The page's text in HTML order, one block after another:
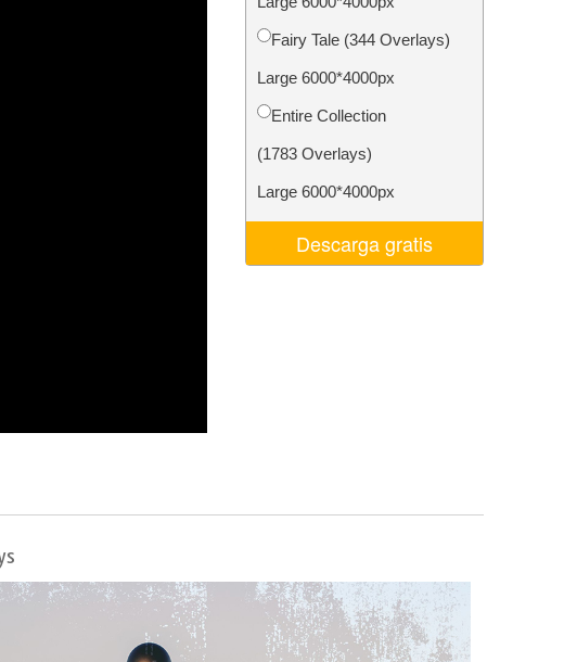
Fairy Tale (344 Overlays)
Large 6000*4000px
Entire Collection
(1783 Overlays)
Large 6000*4000px
Descarga gratis